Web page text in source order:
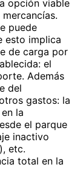
opción viable
puede
esto implica
de carga por
el
Además
del
gastos: la
la
el parque
inactivo
etc.
total en la